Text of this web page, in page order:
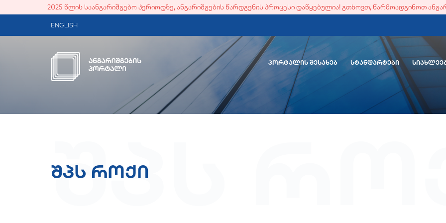
2025 წლის საანგარიშგებო პერიოდზე, ანგარიშგების წარდგენის პროცესი დაწყებულია! გთხოვთ, წარმოადგინოთ
ENGLISH
ᲞᲝᲠᲢᲐᲚᲘᲡ ᲨᲔᲡᲐᲮᲔᲑ ᲡᲢᲐᲜᲓᲐᲠᲢᲔᲑᲘ
შპს როქი
შპს